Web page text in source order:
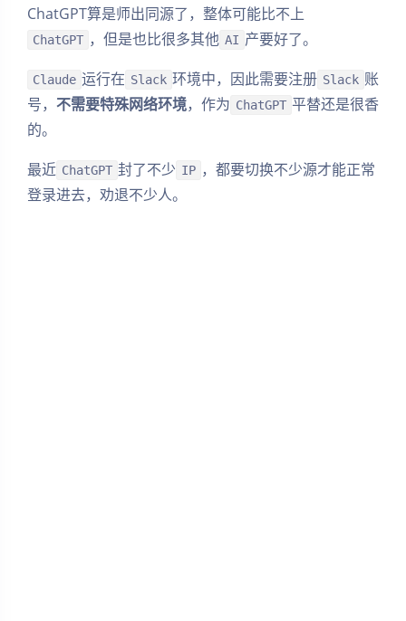
ChatGPT算是师出同源了，整体可能比不上
ChatGPT ，但是也比很多其他 AI 产要好了。
Claude 运行在 Slack 环境中，因此需要注册 Slack 账
号， 不需要特殊网络环境，作为 ChatGPT 平替还是很香
的。
最近 ChatGPT 封了不少 IP ，都要切换不少源才能正常
登录进去，劝退不少人。